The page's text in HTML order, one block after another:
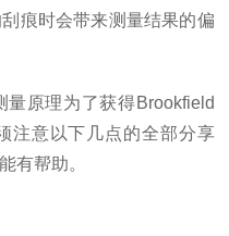
痕时会带来测量结果的偏
原理为了获得Brookfield
注意以下几点的全部分享
有帮助。